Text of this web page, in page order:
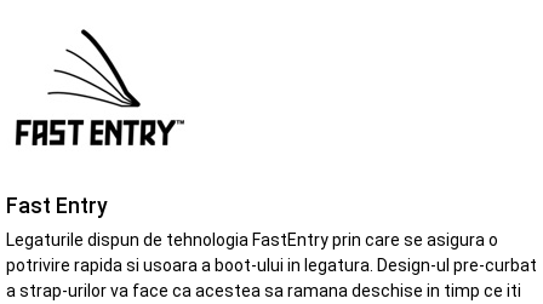
Fast Entry
Legaturile dispun de tehnologia FastEntry prin care se asigura o
potrivire rapida si usoara a boot-ului in legatura. Design-ul pre-curbat
a strap-urilor va face ca acestea sa ramana deschise in timp ce iti